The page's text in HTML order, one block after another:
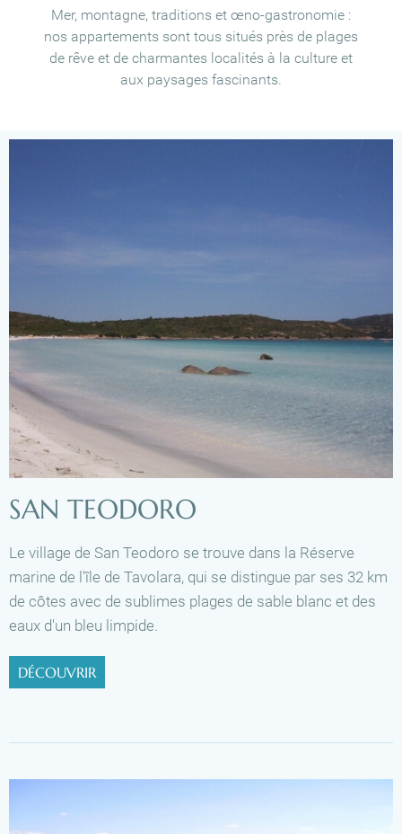
Mer, montagne, traditions et œno-gastronomie :
nos appartements sont tous situés près de plages
de rêve et de charmantes localités à la culture et
aux paysages fascinants.
SAN TEODORO
Le village de San Teodoro se trouve dans la Réserve
marine de l'île de Tavolara, qui se distingue par ses 32 km
de côtes avec de sublimes plages de sable blanc et des
eaux d'un bleu limpide.
DÉCOUVRIR